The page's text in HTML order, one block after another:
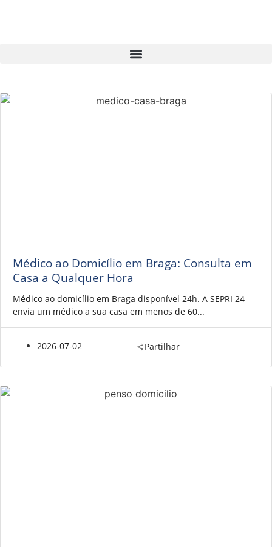
Médico ao Domicílio em Braga: Consulta em
Casa a Qualquer Hora
Médico ao domicílio em Braga disponível 24h. A SEPRI 24
envia um médico a sua casa em menos de 60...
2026-07-02 Partilhar